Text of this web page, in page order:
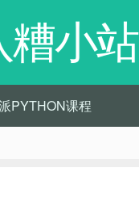
糟小站
PYTHON课程